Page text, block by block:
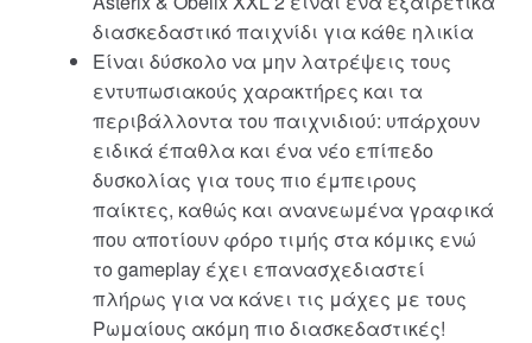
διασκεδαστικό παιχνίδι για κάθε ηλικία
Είναι δύσκολο να μην λατρέψεις τους
εντυπωσιακούς χαρακτήρες και τα
περιβάλλοντα του παιχνιδιού: υπάρχουν
ειδικά έπαθλα και ένα νέο επίπεδο
δυσκολίας για τους πιο έμπειρους
παίκτες, καθώς και ανανεωμένα γραφικά
που αποτίουν φόρο τιμής στα κόμικς ενώ
το gameplay έχει επανασχεδιαστεί
πλήρως για να κάνει τις μάχες με τους
Ρωμαίους ακόμη πιο διασκεδαστικές!